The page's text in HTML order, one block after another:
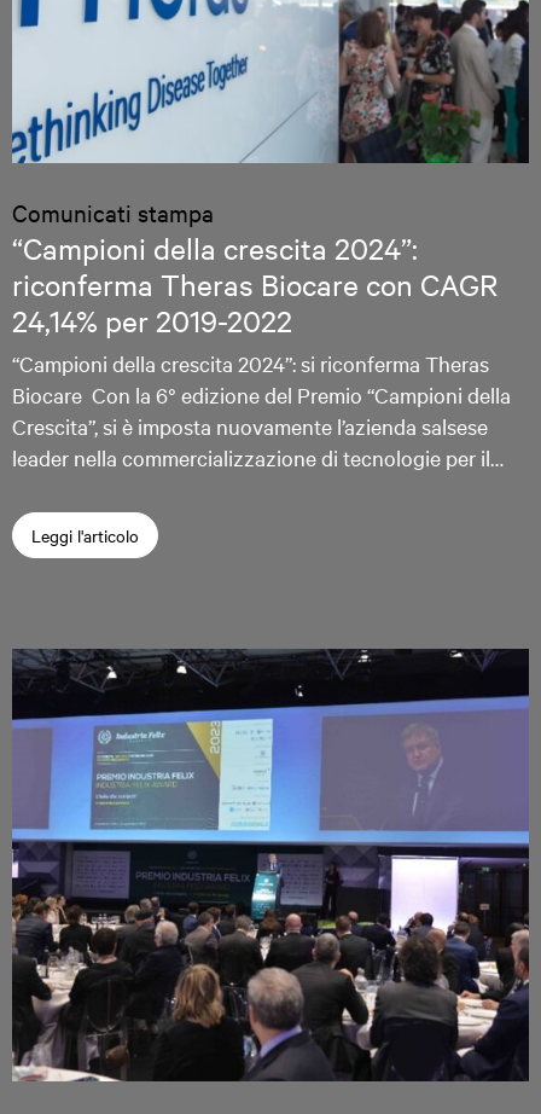
Comunicati stampa
“Campioni della crescita 2024”:
riconferma Theras Biocare con CAGR
24,14% per 2019-2022
“Campioni della crescita 2024”: si riconferma Theras
Biocare Con la 6° edizione del Premio “Campioni della
Crescita”, si è imposta nuovamente l’azienda salsese
leader nella commercializzazione di tecnologie per il…
Leggi l'articolo